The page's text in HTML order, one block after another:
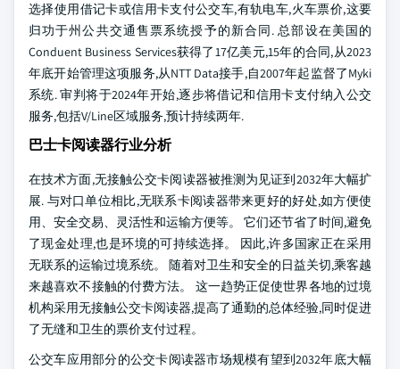
选择使用借记卡或信用卡支付公交车,有轨电车,火车票价,这要
归功于州公共交通售票系统授予的新合同. 总部设在美国的
Conduent Business Services获得了17亿美元,15年的合同,从2023
年底开始管理这项服务,从NTT Data接手,自2007年起监督了Myki
系统. 审判将于2024年开始,逐步将借记和信用卡支付纳入公交
服务,包括V/Line区域服务,预计持续两年.
巴士卡阅读器行业分析
在技术方面,无接触公交卡阅读器被推测为见证到2032年大幅扩
展. 与对口单位相比,无联系卡阅读器带来更好的好处,如方便使
用、安全交易、灵活性和运输方便等。 它们还节省了时间,避免
了现金处理,也是环境的可持续选择。 因此,许多国家正在采用
无联系的运输过境系统。 随着对卫生和安全的日益关切,乘客越
来越喜欢不接触的付费方法。 这一趋势正促使世界各地的过境
机构采用无接触公交卡阅读器,提高了通勤的总体经验,同时促进
了无缝和卫生的票价支付过程。
公交车应用部分的公交卡阅读器市场规模有望到2032年底大幅